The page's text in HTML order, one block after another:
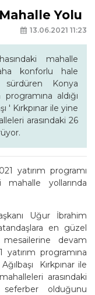
Yolu
13.06.2021 11:23
mahalle
konforlu hale
Konya
aldığı
' Kırkpınar ile yine
arasındaki 26
yatırım programı
mahalle yollarında
Uğur İbrahim
en güzel
devam
programına
 Kırkpınar ile
arasındaki
olduğunu